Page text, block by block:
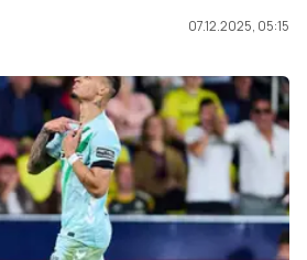
07.12.2025, 05:15